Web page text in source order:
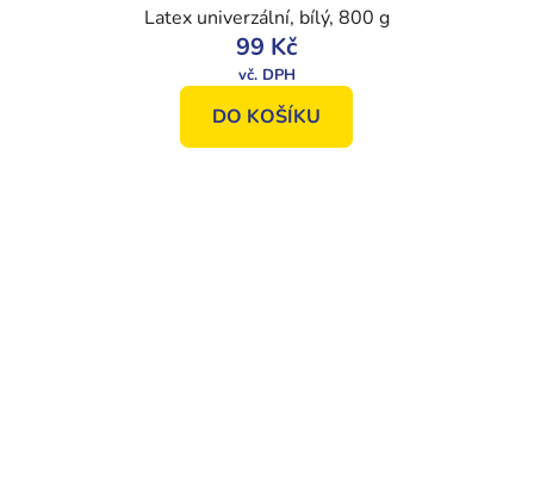
Latex univerzální, bílý, 800 g
99 Kč
DO KOŠÍKU